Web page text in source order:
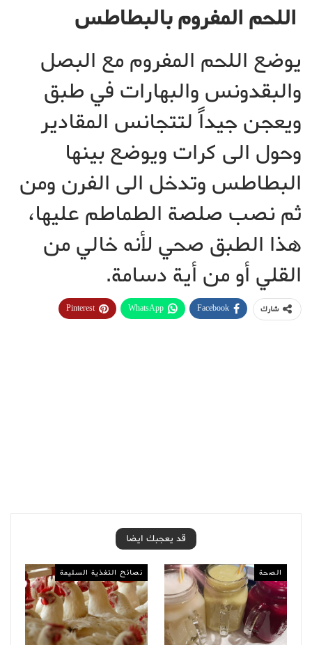
اللحم المفروم بالبطاطس
يوضع اللحم المفروم مع البصل
والبقدونس والبهارات في طبق
ويعجن جيداً لتتجانس المقادير
وحول الى كرات ويوضع بينها
البطاطس وتدخل الى الفرن ومن
ثم نصب صلصة الطماطم عليها،
هذا الطبق صحي لأنه خالي من
القلي أو من أية دسامة.
شارك Facebook
WhatsApp
Pinterest
قد يعجبك ايضا
الصحة نصائح التغذية السليمة